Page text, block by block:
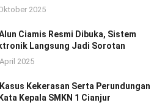
2025
Ciamis Resmi Dibuka, Sistem
Langsung Jadi Sorotan
2025
Kekerasan Serta Perundungan
Kepala SMKN 1 Cianjur